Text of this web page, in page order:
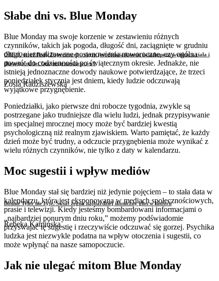
OBE (Out-of-Body Experience) – czym jest doświadczenie świadomego wyjścia z ciała i
dlaczego od lat fascynuje naukowców?
Zosia Radziszewska
Bonnie Tyler nie żyje. Świat żegna najbardziej ikoniczny głos w historii
Rebeka Kamińska
Słabe dni vs. Blue Monday
Blue Monday ma swoje korzenie w zestawieniu różnych
czynników, takich jak pogoda, długość dni, zaciągnięte w grudniu
długi, niezrealizowane postanowienia noworoczne, czy ogólna
powrót do codzienności po świątecznym okresie. Jednakże, nie
istnieją jednoznaczne dowody naukowe potwierdzające, że trzeci
poniedziałek stycznia jest dniem, kiedy ludzie odczuwają
wyjątkowe przygnębienie.
Poniedziałki, jako pierwsze dni robocze tygodnia, zwykle są
postrzegane jako trudniejsze dla wielu ludzi, jednak przypisywanie
im specjalnej mrocznej mocy może być bardziej kwestią
psychologiczną niż realnym zjawiskiem. Warto pamiętać, że każdy
dzień może być trudny, a odczucie przygnębienia może wynikać z
wielu różnych czynników, nie tylko z daty w kalendarzu.
Moc sugestii i wpływ mediów
Blue Monday stał się bardziej niż jedynie pojęciem – to stała data w
kalendarzu, która jest eksponowana w mediach społecznościowych,
prasie i telewizji. Kiedy jesteśmy bombardowani informacjami o
„najbardziej ponurym dniu roku,” możemy podświadomie
przyswajać tę sugestię i rzeczywiście odczuwać się gorzej. Psychika
ludzka jest niezwykle podatna na wpływ otoczenia i sugestii, co
może wpłynąć na nasze samopoczucie.
Jak nie ulegać mitom Blue Monday